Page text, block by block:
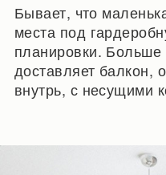
Бывает, что
места под
планировки. Больше
доставляет балкон,
внутрь, с несущими